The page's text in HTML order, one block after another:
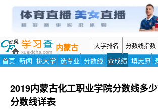
内蒙古 大学排名 分数线指数
首页 新闻 挑大学 选专业 分数线 查成绩 填志愿
2019内蒙古化工职业学院分数线多
分数线详表